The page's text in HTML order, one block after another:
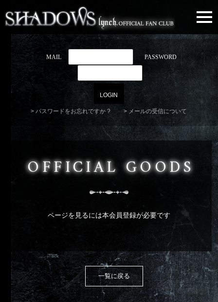
MAIL PASSWORD
パスワードをお忘れですか ? メールの受信について
OFFICIAL GOODS
ページを見るには本会員登録が必要です
一覧に戻る